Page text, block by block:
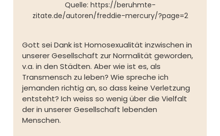
Quelle: https://beruhmte-
zitate.de/autoren/freddie-mercury/?page=2
Gott sei Dank ist Homosexualität inzwischen in
unserer Gesellschaft zur Normalität geworden,
v.a. in den Städten. Aber wie ist es, als
Transmensch zu leben? Wie spreche ich
jemanden richtig an, so dass keine Verletzung
entsteht? Ich weiss so wenig über die Vielfalt
der in unserer Gesellschaft lebenden
Menschen.